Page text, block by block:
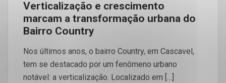
Verticalização e crescimento
marcam a transformação urbana do
Bairro Country
Nos últimos anos, o bairro Country, em Cascavel,
tem se destacado por um fenômeno urbano
notável: a verticalização. Localizado em […]